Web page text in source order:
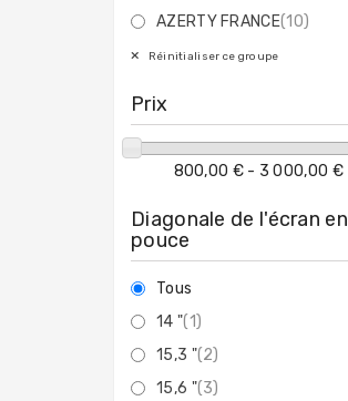
AZERTY FRANCE(10)
Réinitialiser ce groupe
Prix
800,00 € - 3 000,00 €
Diagonale de l'écran en
pouce
Tous
14 "(1)
15,3 "(2)
15,6 "(3)